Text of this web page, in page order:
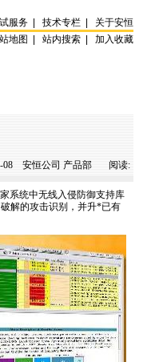
服务 技术专栏
关于安恒
地图 站内搜索 加入收藏
08 安恒公司 产品部 阅读:
系统中无线入侵防御支持库
解的攻击识别，并升*已有